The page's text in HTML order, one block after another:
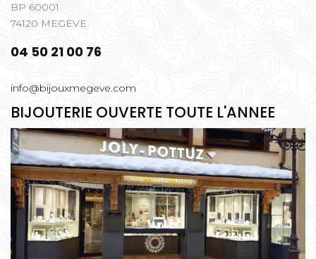
BP 60001
74120 MEGÈVE
04 50 21 00 76
info@bijouxmegeve.com
BIJOUTERIE OUVERTE TOUTE L'ANNEE